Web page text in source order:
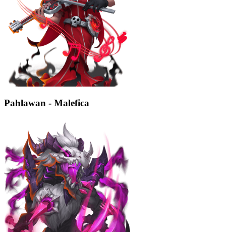
Pahlawan - Malefica